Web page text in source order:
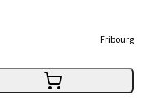
Fribourg